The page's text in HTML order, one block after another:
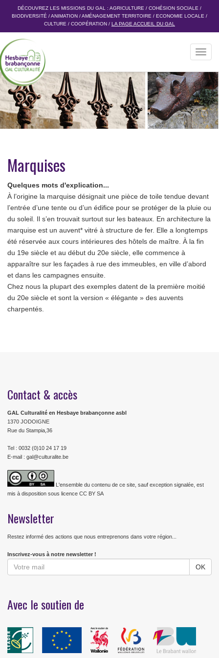
DÉCOUVREZ LES MISSIONS DU GAL : AGRICULTURE / COHÉSION SOCIALE /
BIODIVERSITÉ /ANIMATION /AMÉNAGEMENT TERRITOIRE / ECONOMIE LOCALE /
CULTURE / COOPÉRATION / LA PAGE ACCUEIL DU GAL
Marquises
Quelques mots d'explication...
À l’origine la marquise désignait une pièce de toile tendue devant
l’entrée d’une tente ou d’un édifice pour se protéger de la pluie ou
du soleil. Il s’en trouvait surtout sur les bateaux. En architecture la
marquise est un auvent* vitré à structure de fer. Elle a longtemps
été réservée aux cours intérieures des hôtels de maître. À la fin
du 19e siècle et au début du 20e siècle, elle commence à
apparaître sur les façades à rue des immeubles, en ville d’abord
et dans les campagnes ensuite.
Chez nous la plupart des exemples datent de la première moitié
du 20e siècle et sont la version « élégante » des auvents
charpentés.
Contact & accès
GAL Culturalité en Hesbaye brabançonne asbl
1370 JODOIGNE
Rue du Stampia,36
Tel : 0032 (0)10 24 17 19
E-mail : gal@culturalite.be
L'ensemble du contenu de ce site, sauf exception signalée, est
mis à disposition sous licence CC BY SA
Newsletter
Restez informé des actions que nous entreprenons dans votre région...
Inscrivez-vous à notre newsletter !
Avec le soutien de